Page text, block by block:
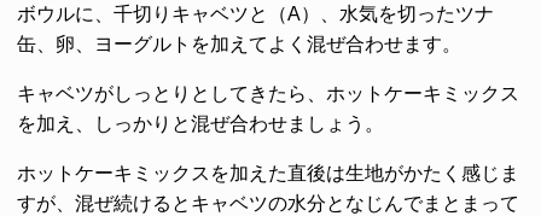
ボウルに、千切りキャベツと（A）、水気を切ったツナ
缶、卵、ヨーグルトを加えてよく混ぜ合わせます。
キャベツがしっとりとしてきたら、ホットケーキミックス
を加え、しっかりと混ぜ合わせましょう。
ホットケーキミックスを加えた直後は生地がかたく感じま
すが、混ぜ続けるとキャベツの水分となじんでまとまって